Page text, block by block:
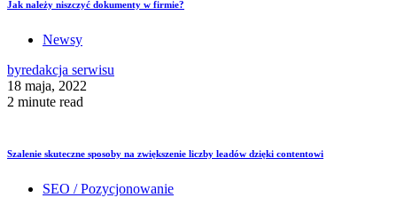
Jak należy niszczyć dokumenty w firmie?
Newsy
byredakcja serwisu
18 maja, 2022
2 minute read
Szalenie skuteczne sposoby na zwiększenie liczby leadów dzięki contentowi
SEO / Pozycjonowanie